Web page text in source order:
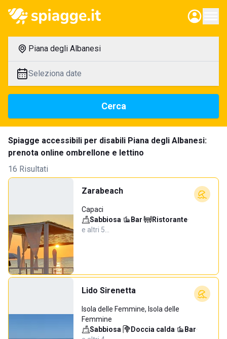
Piana degli Albanesi
Seleziona date
Cerca
Spiagge accessibili per disabili Piana degli Albanesi:
prenota online ombrellone e lettino
16 Risultati
Zarabeach
Capaci
Sabbiosa· Bar· Ristorante·
e altri 5…
Lido Sirenetta
Isola delle Femmine, Isola delle
Femmine
Sabbiosa· Doccia calda· Bar·